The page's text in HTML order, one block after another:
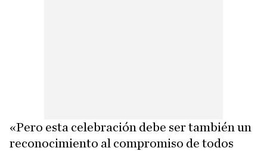
«Pero esta celebración debe ser también un
reconocimiento al compromiso de todos